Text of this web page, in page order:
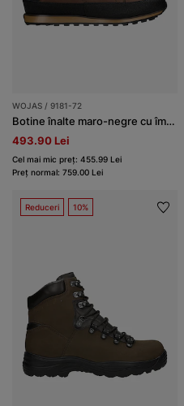
WOJAS / 9181-72
Botine înalte maro-negre cu îmblănire bărbați
493.90 Lei
Cel mai mic preț: 455.99 Lei
Preț normal: 759.00 Lei
Reduceri 10%